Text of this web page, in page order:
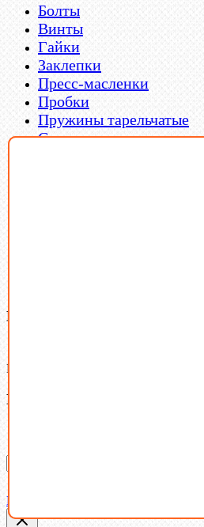
Болты
Винты
Гайки
Заклепки
Пресс-масленки
Пробки
Пружины тарельчатые
Стопорные кольца
Латунный и бронзовый
Ваша корзина
В корзине нет товаров.
Поиск
Don't show this popup again